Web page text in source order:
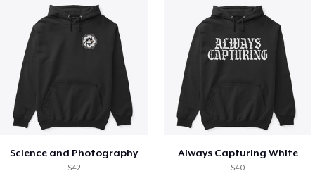
Science and Photography
$42
Always Capturing White
$40